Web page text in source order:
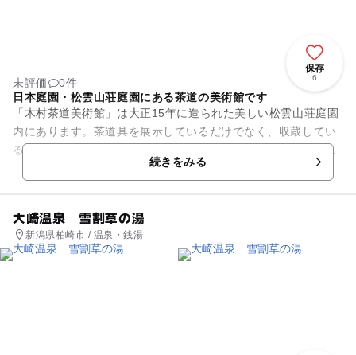
保存
6
未評価
0件
日本庭園・松雲山荘庭園にある茶道の美術館です
「木村茶道美術館」は大正15年に造られた美しい松雲山荘庭園
内にあります。茶道具を展示しているだけでなく、収蔵してい
る茶器を使ってのお茶の体験も可能。屋外茶席もあり、四季
折々の庭園美を眺めながらお...続きをみる
大崎温泉 雪割草の湯
新潟県柏崎市 / 温泉・銭湯